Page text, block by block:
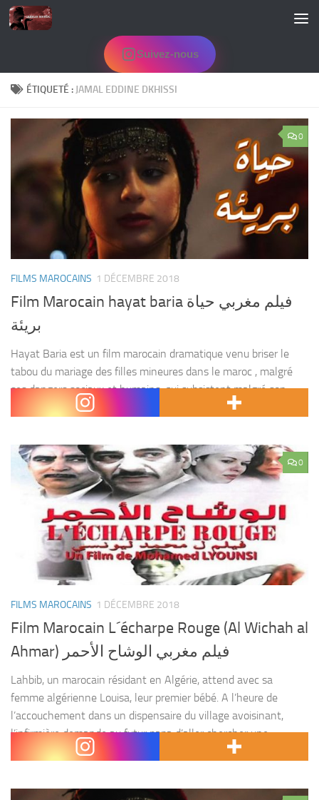
Skip to content
Suivez-nous
ÉTIQUETÉ : JAMAL EDDINE DKHISSI
0
FILMS MAROCAINS 1 DÉCEMBRE 2018
Film Marocain hayat baria فيلم مغربي حياة
بريئة
Hayat Baria est un film marocain dramatique venu briser le
tabou du mariage des filles mineures dans le maroc , malgré
ses dangers sociaux et humains, qui subsistent malgré son
illégalité selon le chapitre...
0
FILMS MAROCAINS 1 DÉCEMBRE 2018
Film Marocain L´écharpe Rouge (Al Wichah al
Ahmar) فيلم مغربي الوشاح الأحمر
Lahbib, un marocain résidant en Algérie, attend avec sa
femme algérienne Louisa, leur premier bébé. A l’heure de
l’accouchement dans un dispensaire du village avoisinant,
l’infirmière demande au futur papa d’aller chercher une
layette...